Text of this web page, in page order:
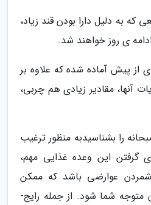
که به دلیل دارا بودن قند زیاد،
­ی روز خواهند شد.
پیش آماده­ شده که علاوه بر
آن­ها، مقادیر زیادی هم چربی،
را بشناسیدبه منظور ترغیب
این وعده­ غذایی مهم،
عوارضی باشد که ممکن
است در نتیجه­ نخوردن آن متوجه شما شود. از جمله­ رایج­